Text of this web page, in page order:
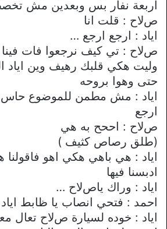
اربعة نفار بس وبعدين مش
صﻻح : قلت انا
اياد : ارجع ارجع …
صﻻح : تي كيف نرجعوا فات فينا
وليت هكي قلبك رهيف وين اياد
حتى وهوا بروحه
اياد : مش مطمن للموضوع حاس
ارجع
صﻻح : اححح به هي
(طلق رصاص كثيف )
اياد : هي باهي هكي اهو فاقولنا
ادبسنا فيها
اياد : وراك ياصﻻح …
احمد : فتحي انصاب يا ظابط
اياد : خوده لسيارة صﻻح تعال